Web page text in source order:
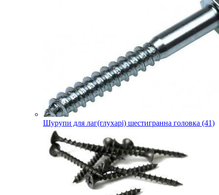
Шурупи для лаг(глухарі) шестигранна головка (41)